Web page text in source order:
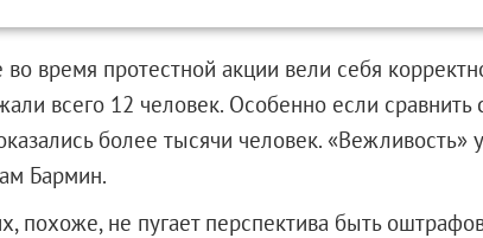
время протестной акции вели себя
всего 12 человек. Особенно если сравнить
более тысячи человек. «Вежливость»
Бармин.
похоже, не пугает перспектива быть